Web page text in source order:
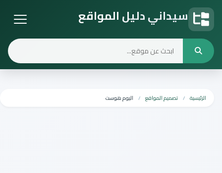
سيداني دليل المواقع
الرئيسية تصميم المواقع اليوم هوست